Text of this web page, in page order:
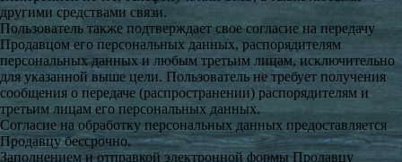
другими средствами связи.
Пользователь также подтверждает свое согласие на передачу
Продавцом его персональных данных, распорядителям
персональных данных и любым третьим лицам, исключительно
для указанной выше цели. Пользователь не требует получения
сообщения о передаче (распространении) распорядителям и
третьим лицам его персональных данных.
Согласие на обработку персональных данных предоставляется
Продавцу бессрочно.
Заполнением и отправкой электронной формы Продавцу